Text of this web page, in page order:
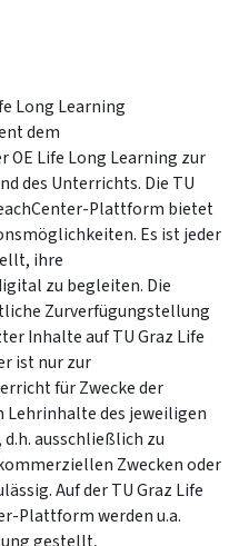
Long Learning
dem
Life Long Learning zur
des Unterrichts. Die TU
Plattform bietet
Es ist jeder
ihre
zu begleiten. Die
Zurverfügungstellung
Inhalte auf TU Graz Life
ist nur zur
für Zwecke der
des jeweiligen
ausschließlich zu
Zwecken oder
Auf der TU Graz Life
Plattform werden u.a.